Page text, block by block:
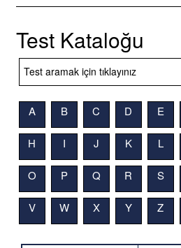
Test Kataloğu
A B C D E
H I J K L
O P Q R S
V W X Y Z